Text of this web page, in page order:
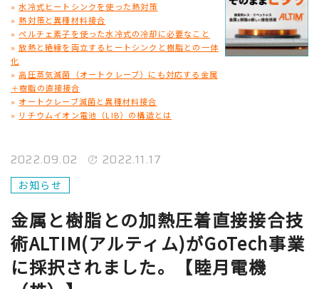
»水冷式ヒートシンクを使った熱対策
»熱対策と異種材料接合
»ペルチェ素子を使った水冷式の冷却に必要なこと
»放熱と絶縁を両立するヒートシンクと樹脂との一体
化
»高圧蒸気滅菌（オートクレーブ）にも対応する金属
＋樹脂の直接接合
» オートクレーブ滅菌と異種材料接合
» リチウムイオン電池（LIB）の構造とは
2022.09.02 2022.11.17
お知らせ
金属と樹脂との加熱圧着直接接合技
術ALTIM(アルティム)がGoTech事業
に採択されました。【睦月電機